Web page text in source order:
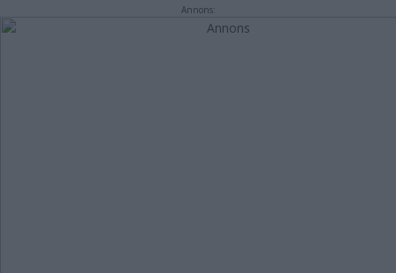
Annons: